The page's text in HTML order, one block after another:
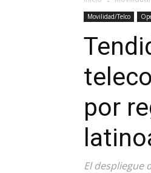
Movilidad/Telco
por
El despliegue